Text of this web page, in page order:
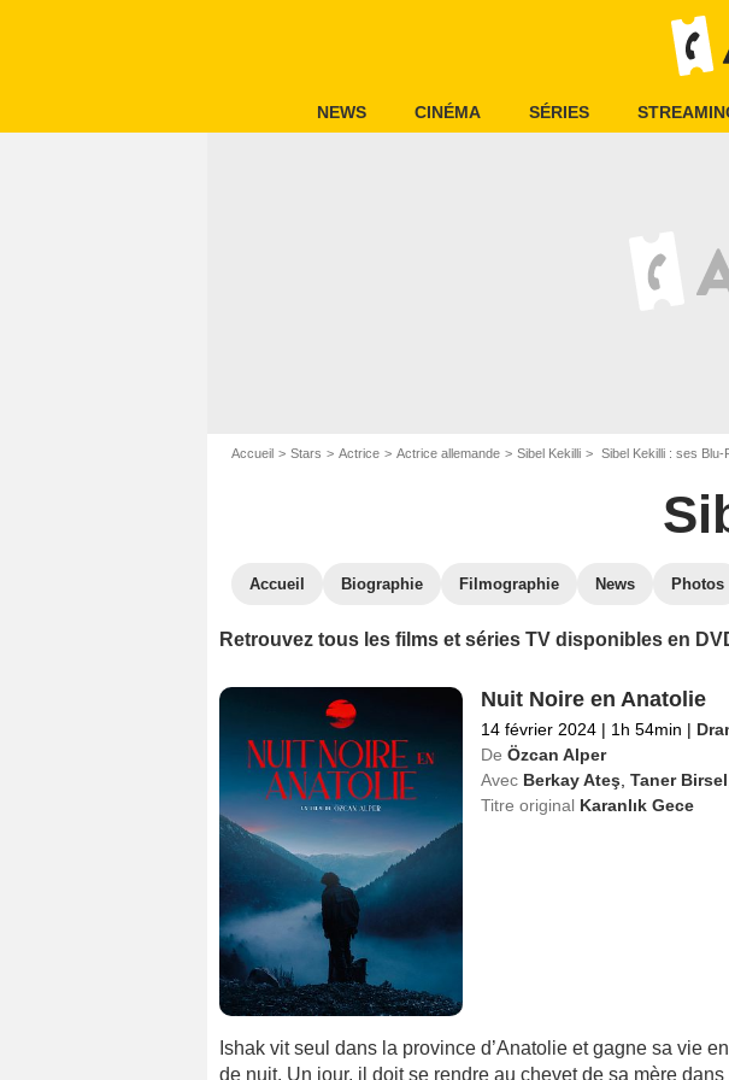
NEWS CINÉMA SÉRIES
Accueil Stars Actrice Actrice allemande Sibel Kekilli Sibel Kekilli : ses
Accueil Biographie Filmographie News Photos
Retrouvez tous les films et séries TV disponibles en
Nuit Noire en Anatolie
14 février 2024 | 1h 54min |
De Özcan Alper
Avec Berkay Ateş Taner Birsel
Titre original Karanlık Gece
Ishak vit seul dans la province d’Anatolie et gagne sa vie
de nuit. Un jour, il doit se rendre au chevet de sa mère